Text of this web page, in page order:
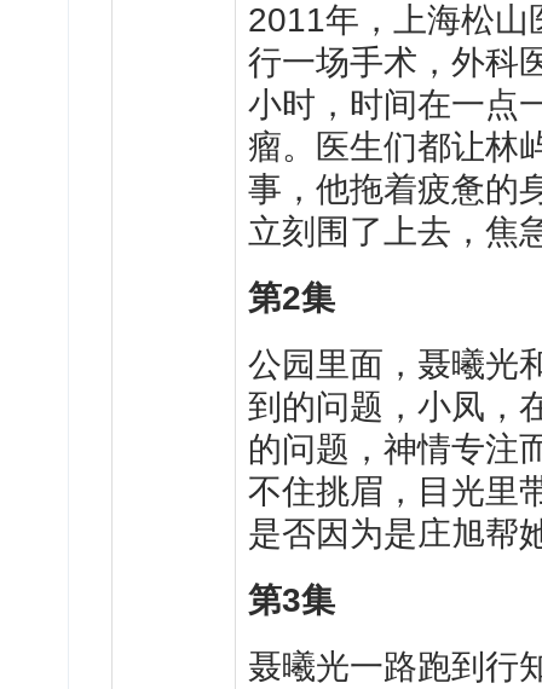
2011年，上海松山
行一场手术，外科
小时，时间在一点
瘤。医生们都让林
事，他拖着疲惫的
立刻围了上去，焦
第2集
公园里面，聂曦光
到的问题，小凤，
的问题，神情专注
不住挑眉，目光里
是否因为是庄旭帮
第3集
聂曦光一路跑到行